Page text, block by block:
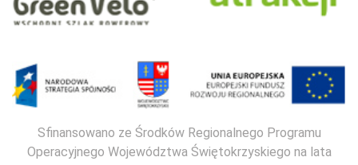
Sfinansowano ze Środków Regionalnego Programu
Operacyjnego Województwa Świętokrzyskiego na lata